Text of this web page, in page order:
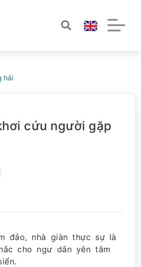
hải
cứu người gặp
đảo, nhà giàn thực sự là
cho ngư dân yên tâm